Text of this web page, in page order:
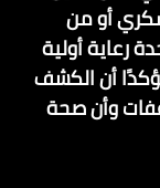
أو من
رعاية أولية
أن الكشف
وأن صحة